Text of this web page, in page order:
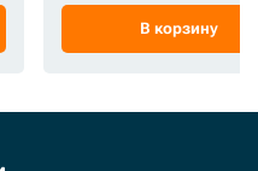
В корзину